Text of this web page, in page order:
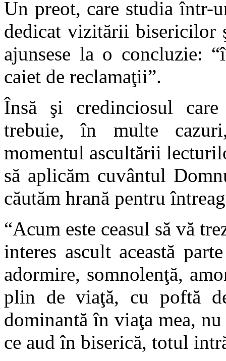
Un preot, care studia într-
dedicat vizitării bisericilor
ajunsese la o concluzie:
caiet de reclamaţii”.
Însă şi credinciosul
trebuie, în multe
momentul ascultării
să aplicăm cuvântul
căutăm hrană pentru
“Acum este ceasul să vă
interes ascult această
adormire, somnolenţă,
plin de viaţă, cu poftă
dominantă în viaţa mea,
ce aud în biserică, totul